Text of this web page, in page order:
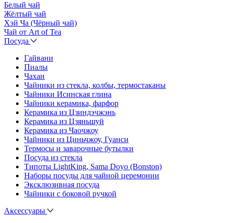
Белый чай
Жёлтый чай
Хэй Ча (Чёрный чай)
Чай от Art of Tea
Посуда
Гайвани
Пиалы
Чахаи
Чайники из стекла, колбы, термостаканы
Чайники Исинская глина
Чайники керамика, фарфор
Керамика из Цзиндэчжэнь
Керамика из Цзяньшуй
Керамика из Чаочжоу
Чайники из Циньчжоу, Гуанси
Термосы и заварочные бутылки
Посуда из стекла
Типоты LightKing, Sama Doyo (Bonston)
Наборы посуды для чайной церемонии
Эксклюзивная посуда
Чайники с боковой ручкой
Аксессуары